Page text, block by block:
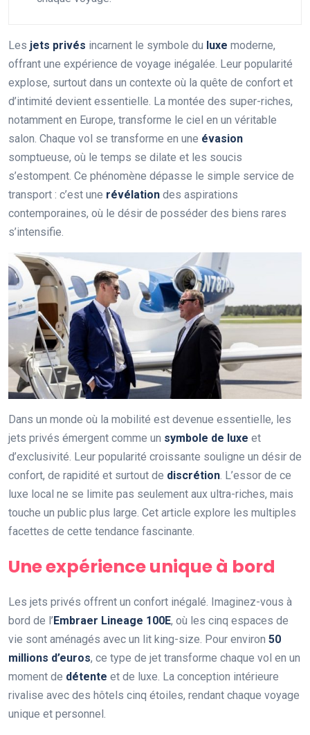
Les jets privés incarnent le symbole du luxe moderne,
offrant une expérience de voyage inégalée. Leur popularité
explose, surtout dans un contexte où la quête de confort et
d’intimité devient essentielle. La montée des super-riches,
notamment en Europe, transforme le ciel en un véritable
salon. Chaque vol se transforme en une évasion
somptueuse, où le temps se dilate et les soucis
s’estompent. Ce phénomène dépasse le simple service de
transport : c’est une révélation des aspirations
contemporaines, où le désir de posséder des biens rares
s’intensifie.
Dans un monde où la mobilité est devenue essentielle, les
jets privés émergent comme un symbole de luxe et
d’exclusivité. Leur popularité croissante souligne un désir de
confort, de rapidité et surtout de discrétion. L’essor de ce
luxe local ne se limite pas seulement aux ultra-riches, mais
touche un public plus large. Cet article explore les multiples
facettes de cette tendance fascinante.
Une expérience unique à bord
Les jets privés offrent un confort inégalé. Imaginez-vous à
bord de l’Embraer Lineage 100E, où les cinq espaces de
vie sont aménagés avec un lit king-size. Pour environ 50
millions d’euros, ce type de jet transforme chaque vol en un
moment de détente et de luxe. La conception intérieure
rivalise avec des hôtels cinq étoiles, rendant chaque voyage
unique et personnel.